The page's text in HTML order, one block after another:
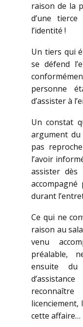
raison de la
d’une
l’identité !
Un tiers qui
se défend
personne
d’assister à
Un constat
argument
pas
l’avoir
assister
durant
Ce qui ne
raison au
venu
préalable,
ensuite
licenciement,
cette affaire…